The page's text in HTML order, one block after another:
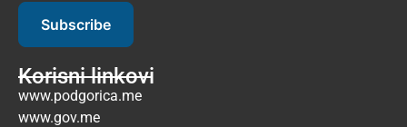
Subscribe
Korisni linkovi
www.podgorica.me
www.gov.me